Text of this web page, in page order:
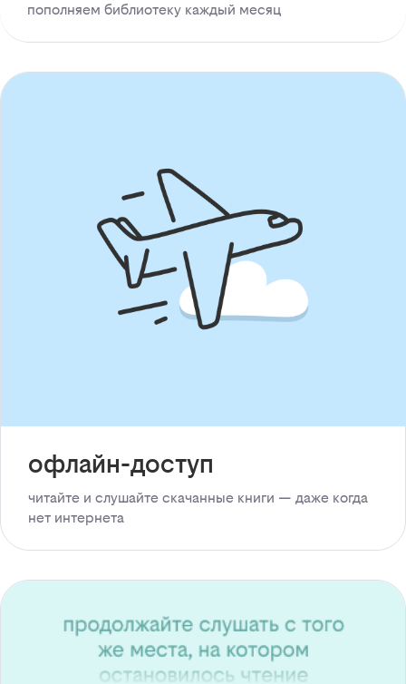
пополняем библиотеку каждый месяц
офлайн-доступ
читайте и слушайте скачанные книги — даже когда
нет интернета